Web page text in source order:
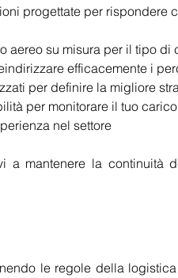
progettate per rispondere
aereo su misura per il tipo
efficacemente i
per definire la migliore
per monitorare il tuo
nel settore
a mantenere la continuità
le regole della